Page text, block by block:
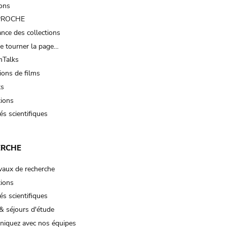
des collections
tourner la page…
de films
scientifiques
de recherche
scientifiques
séjours d'étude
avec nos équipes